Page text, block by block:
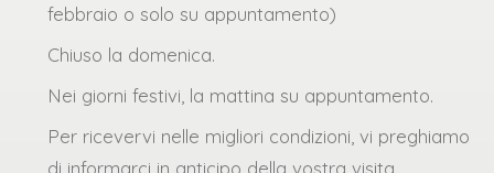
febbraio o solo su appuntamento)
Chiuso la domenica.
Nei giorni festivi, la mattina su appuntamento.
Per ricevervi nelle migliori condizioni, vi preghiamo
di informarci in anticipo della vostra visita.